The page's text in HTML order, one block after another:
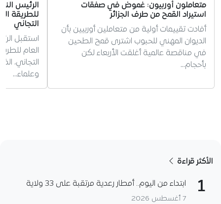
متعاملون أوربيون: غموض في صفقات
استيراد القمح من طرف الجزائر
أفادت تقييمات أولية من متعاملين أوربيين بأن
الديوان المهني للحبوب اشترى قمح الطحين
في مناقصة عالمية أغلقت الأربعاء لكن
بأحجام…
الرئيس
للطريقة
التجاني
استقبل
العام
التجاني،
وعلماء…
الأكثر قراءة
1 ابتداء من اليوم.. أمطار رعدية مرتقبة على 33 ولاية
7 أغسطس 2026